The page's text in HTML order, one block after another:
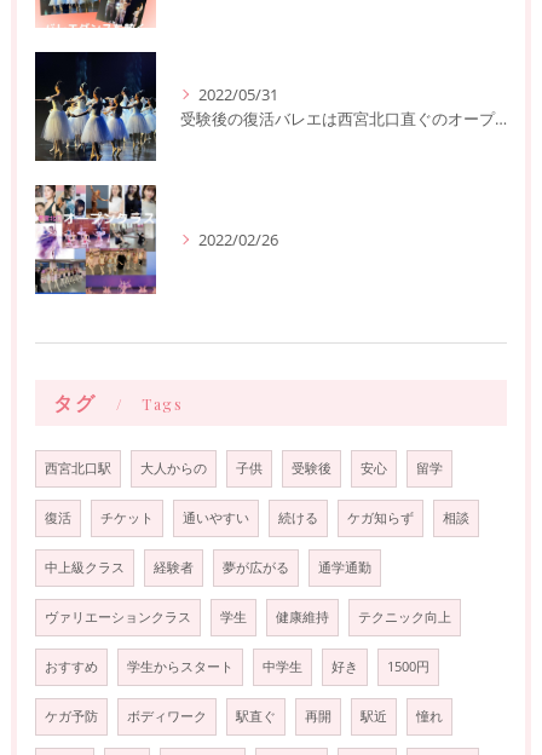
2022/05/31
受験後の復活バレエは西宮北口直ぐのオープンクラスへ
2022/02/26
タグ Tags
西宮北口駅 大人からの 子供 受験後 安心 留学
復活 チケット 通いやすい 続ける ケガ知らず 相談
中上級クラス 経験者 夢が広がる 通学通勤
ヴァリエーションクラス 学生 健康維持 テクニック向上
おすすめ 学生からスタート 中学生 好き 1500円
ケガ予防 ボディワーク 駅直ぐ 再開 駅近 憧れ